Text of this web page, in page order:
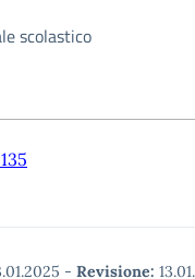
scolastico
- Revisione: